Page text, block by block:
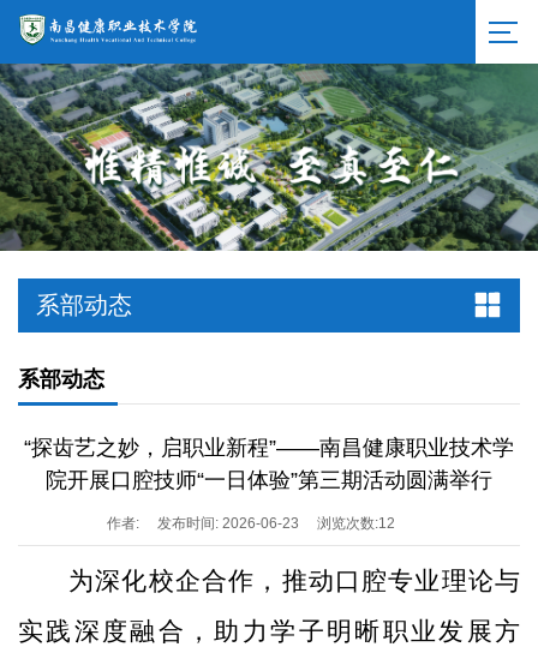
系部动态
系部动态
“探齿艺之妙，启职业新程”——南昌健康职业技术学
院开展口腔技师“一日体验”第三期活动圆满举行
作者: 发布时间: 2026-06-23 浏览次数:12
为深化校企合作，推动口腔专业理论与
实践深度融合，助力学子明晰职业发展方